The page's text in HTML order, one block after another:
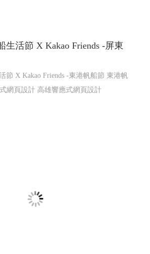
生活節 X Kakao Friends -屏東
節 X Kakao Friends -東港帆船節 東港帆
網頁設計 高雄響應式網頁設計